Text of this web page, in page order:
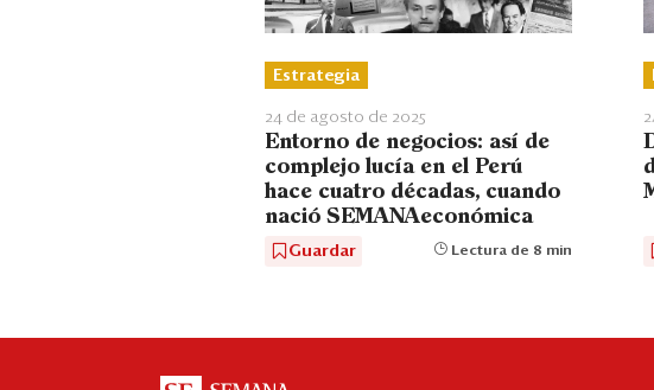
Estrategia
24 de agosto de 2025
Entorno de negocios: así de
complejo lucía en el Perú
hace cuatro décadas, cuando
nació SEMANAeconómica
Guardar Lectura de 8 min